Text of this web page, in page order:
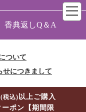
香典返しQ＆A
ついて
せにつきまして
(税込) 以上ご購入
ポン【期間限